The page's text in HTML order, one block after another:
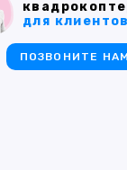
для
ПОЗВОНИТЕ НАМ